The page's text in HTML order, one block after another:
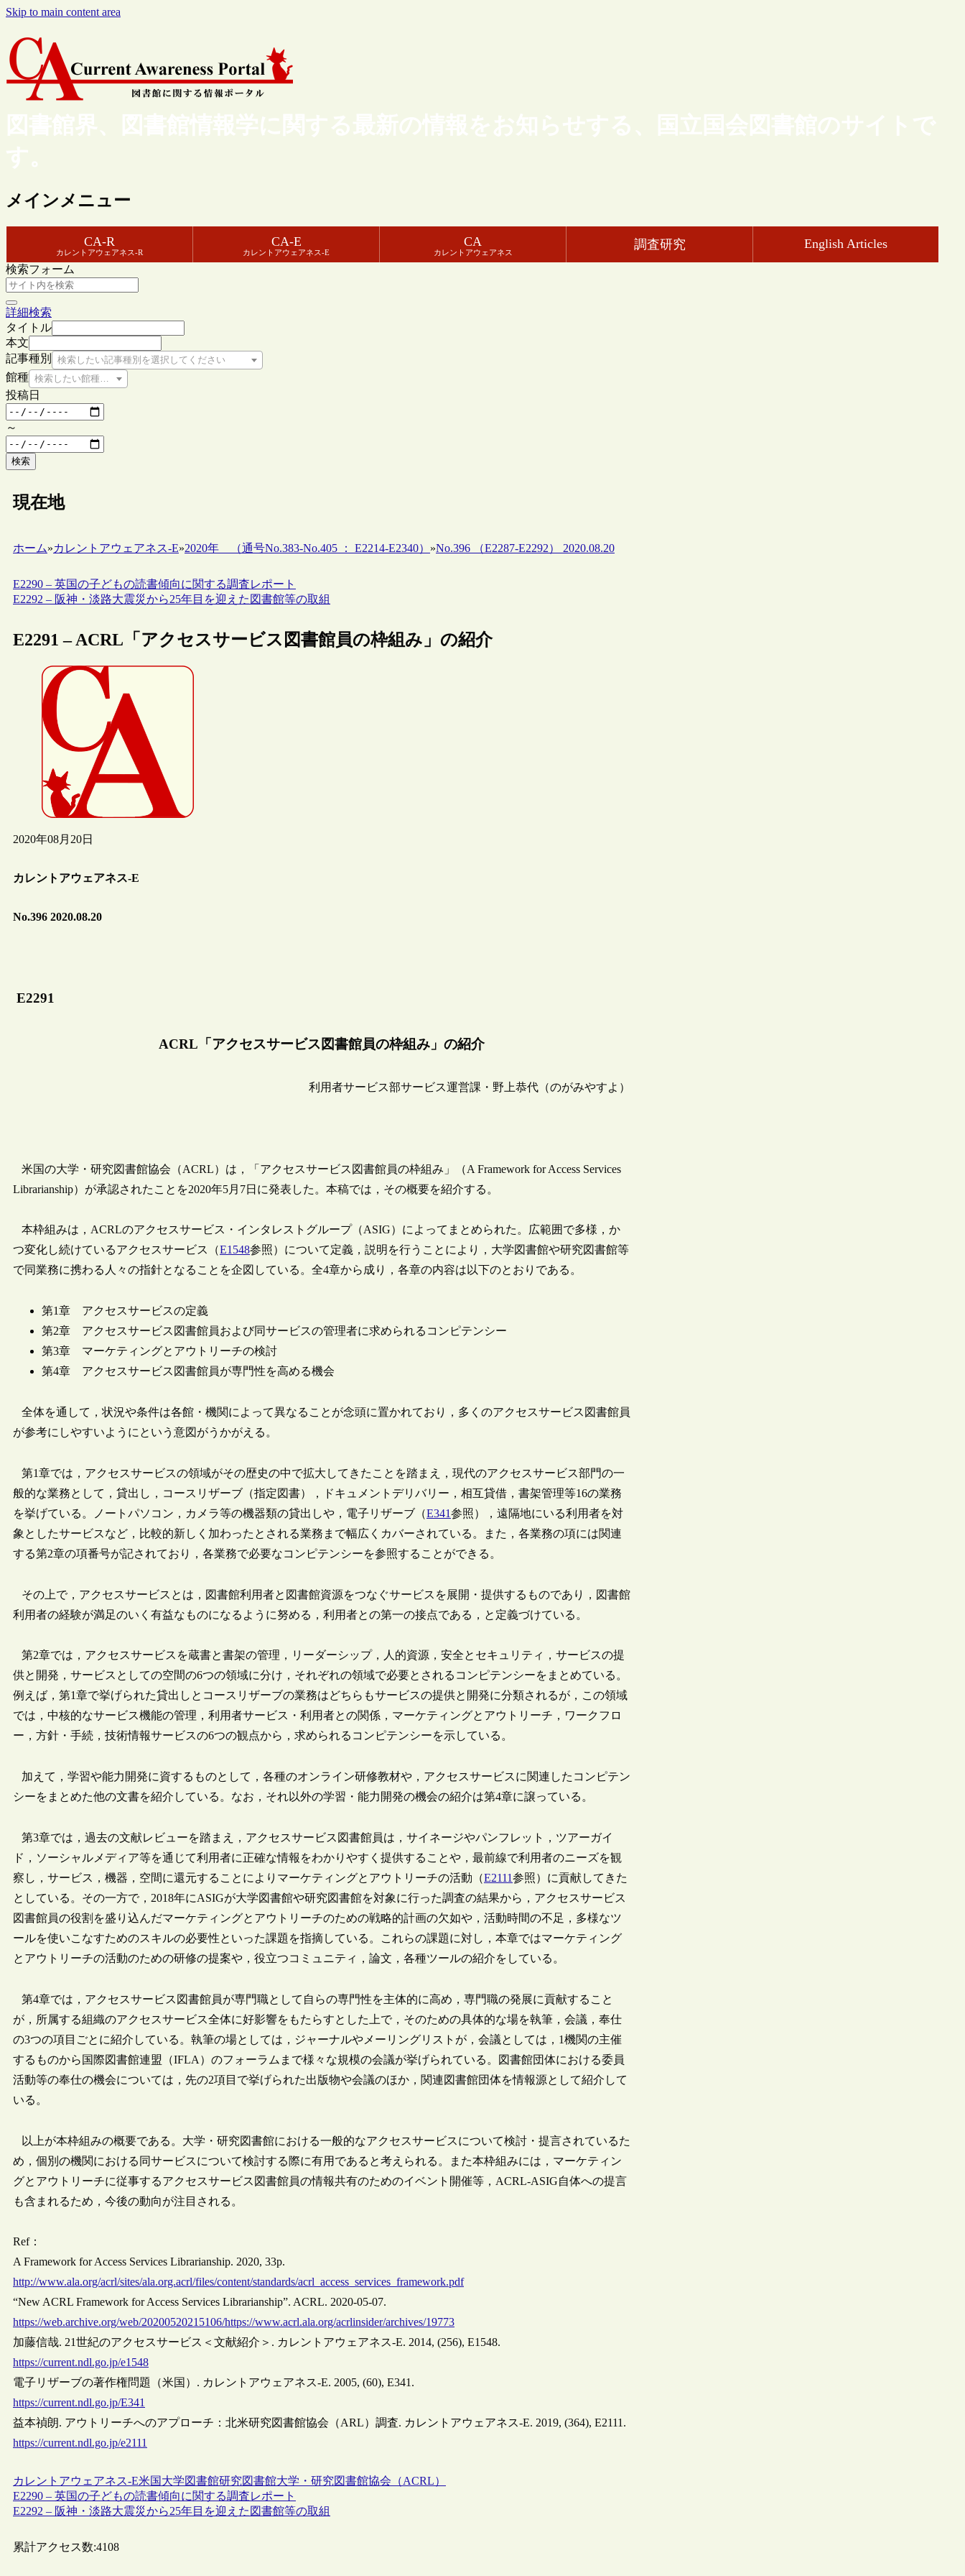
Skip to main content area
図書館界、図書館情報学に関する最新の情報をお知らせする、国立国会図書館のサイトで
す。
メインメニュー
CA-R
カレントアウェアネス-R
CA-E
カレントアウェアネス-E
CA
カレントアウェアネス
調査研究 English Articles
検索フォーム
詳細検索
タイトル
本文
記事種別
検索したい記事種別を選択してください
館種 検索したい館種を選択してください
投稿日
～
検索
現在地
ホーム»カレントアウェアネス-E»2020年 （通号No.383-No.405 ： E2214-E2340） »No.396 （E2287-E2292） 2020.08.20
E2290 – 英国の子どもの読書傾向に関する調査レポート
E2292 – 阪神・淡路大震災から25年目を迎えた図書館等の取組
E2291 – ACRL「アクセスサービス図書館員の枠組み」の紹介
2020年08月20日
カレントアウェアネス-E
No.396 2020.08.20
E2291
ACRL「アクセスサービス図書館員の枠組み」の紹介
利用者サービス部サービス運営課・野上恭代（のがみやすよ）
米国の大学・研究図書館協会（ACRL）は，「アクセスサービス図書館員の枠組み」（A Framework for Access Services
Librarianship）が承認されたことを2020年5月7日に発表した。本稿では，その概要を紹介する。
本枠組みは，ACRLのアクセスサービス・インタレストグループ（ASIG）によってまとめられた。広範囲で多様，か
つ変化し続けているアクセスサービス（E1548参照）について定義，説明を行うことにより，大学図書館や研究図書館等
で同業務に携わる人々の指針となることを企図している。全4章から成り，各章の内容は以下のとおりである。
第1章 アクセスサービスの定義
第2章 アクセスサービス図書館員および同サービスの管理者に求められるコンピテンシー
第3章 マーケティングとアウトリーチの検討
第4章 アクセスサービス図書館員が専門性を高める機会
全体を通して，状況や条件は各館・機関によって異なることが念頭に置かれており，多くのアクセスサービス図書館員
が参考にしやすいようにという意図がうかがえる。
第1章では，アクセスサービスの領域がその歴史の中で拡大してきたことを踏まえ，現代のアクセスサービス部門の一
般的な業務として，貸出し，コースリザーブ（指定図書），ドキュメントデリバリー，相互貸借，書架管理等16の業務
を挙げている。ノートパソコン，カメラ等の機器類の貸出しや，電子リザーブ（E341参照），遠隔地にいる利用者を対
象としたサービスなど，比較的新しく加わったとされる業務まで幅広くカバーされている。また，各業務の項には関連
する第2章の項番号が記されており，各業務で必要なコンピテンシーを参照することができる。
その上で，アクセスサービスとは，図書館利用者と図書館資源をつなぐサービスを展開・提供するものであり，図書館
利用者の経験が満足のいく有益なものになるように努める，利用者との第一の接点である，と定義づけている。
第2章では，アクセスサービスを蔵書と書架の管理，リーダーシップ，人的資源，安全とセキュリティ，サービスの提
供と開発，サービスとしての空間の6つの領域に分け，それぞれの領域で必要とされるコンピテンシーをまとめている。
例えば，第1章で挙げられた貸出しとコースリザーブの業務はどちらもサービスの提供と開発に分類されるが，この領域
では，中核的なサービス機能の管理，利用者サービス・利用者との関係，マーケティングとアウトリーチ，ワークフロ
ー，方針・手続，技術情報サービスの6つの観点から，求められるコンピテンシーを示している。
加えて，学習や能力開発に資するものとして，各種のオンライン研修教材や，アクセスサービスに関連したコンピテン
シーをまとめた他の文書を紹介している。なお，それ以外の学習・能力開発の機会の紹介は第4章に譲っている。
第3章では，過去の文献レビューを踏まえ，アクセスサービス図書館員は，サイネージやパンフレット，ツアーガイ
ド，ソーシャルメディア等を通じて利用者に正確な情報をわかりやすく提供することや，最前線で利用者のニーズを観
察し，サービス，機器，空間に還元することによりマーケティングとアウトリーチの活動（E2111参照）に貢献してきた
としている。その一方で，2018年にASIGが大学図書館や研究図書館を対象に行った調査の結果から，アクセスサービス
図書館員の役割を盛り込んだマーケティングとアウトリーチのための戦略的計画の欠如や，活動時間の不足，多様なツ
ールを使いこなすためのスキルの必要性といった課題を指摘している。これらの課題に対し，本章ではマーケティング
とアウトリーチの活動のための研修の提案や，役立つコミュニティ，論文，各種ツールの紹介をしている。
第4章では，アクセスサービス図書館員が専門職として自らの専門性を主体的に高め，専門職の発展に貢献すること
が，所属する組織のアクセスサービス全体に好影響をもたらすとした上で，そのための具体的な場を執筆，会議，奉仕
の3つの項目ごとに紹介している。執筆の場としては，ジャーナルやメーリングリストが，会議としては，1機関の主催
するものから国際図書館連盟（IFLA）のフォーラムまで様々な規模の会議が挙げられている。図書館団体における委員
活動等の奉仕の機会については，先の2項目で挙げられた出版物や会議のほか，関連図書館団体を情報源として紹介して
いる。
以上が本枠組みの概要である。大学・研究図書館における一般的なアクセスサービスについて検討・提言されているた
め，個別の機関における同サービスについて検討する際に有用であると考えられる。また本枠組みには，マーケティン
グとアウトリーチに従事するアクセスサービス図書館員の情報共有のためのイベント開催等，ACRL-ASIG自体への提言
も含まれるため，今後の動向が注目される。
Ref：
A Framework for Access Services Librarianship. 2020, 33p.
http://www.ala.org/acrl/sites/ala.org.acrl/files/content/standards/acrl_access_services_framework.pdf
“New ACRL Framework for Access Services Librarianship”. ACRL. 2020-05-07.
https://web.archive.org/web/20200520215106/https://www.acrl.ala.org/acrlinsider/archives/19773
加藤信哉. 21世紀のアクセスサービス＜文献紹介＞. カレントアウェアネス-E. 2014, (256), E1548.
https://current.ndl.go.jp/e1548
電子リザーブの著作権問題（米国）. カレントアウェアネス-E. 2005, (60), E341.
https://current.ndl.go.jp/E341
益本禎朗. アウトリーチへのアプローチ：北米研究図書館協会（ARL）調査. カレントアウェアネス-E. 2019, (364), E2111.
https://current.ndl.go.jp/e2111
カレントアウェアネス-E米国 大学図書館研究図書館大学・研究図書館協会（ACRL）
E2290 – 英国の子どもの読書傾向に関する調査レポート
E2292 – 阪神・淡路大震災から25年目を迎えた図書館等の取組
累計アクセス数:4108